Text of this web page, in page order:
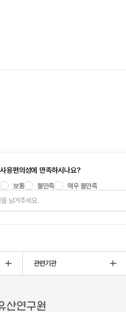
용편의성에 만족하시나요?
보통 불만족 매우 불만족
관련기관